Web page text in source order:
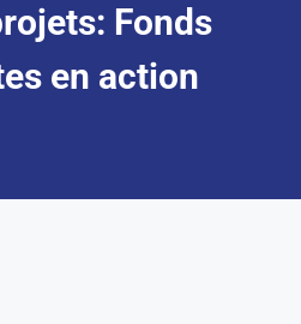
Fonds
en action